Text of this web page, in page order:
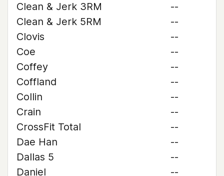
Clean & Jerk 3RM
--
Clean & Jerk 5RM
--
Clovis
--
Coe
--
Coffey
--
Coffland
--
Collin
--
Crain
--
CrossFit Total
--
Dae Han
--
Dallas 5
--
Daniel
--